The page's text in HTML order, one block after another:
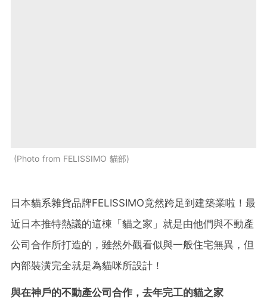
Photo from FELISSIMO 貓部
日本貓系雜貨品牌FELISSIMO竟然跨足到建築業啦！最
近日本推特熱議的這棟「貓之家」就是由他們與不動產
公司合作所打造的，雖然外觀看似與一般住宅無異，但
內部裝潢完全就是為貓咪所設計！
與在神戶的不動產公司合作，去年完工的貓之家